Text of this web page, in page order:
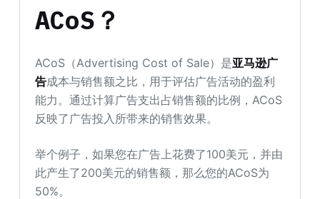
ACoS？
ACoS（Advertising Cost of Sale）是亚马逊广
告成本与销售额之比，用于评估广告活动的盈利
能力。通过计算广告支出占销售额的比例，ACoS
反映了广告投入所带来的销售效果。
举个例子，如果您在广告上花费了100美元，并由
此产生了200美元的销售额，那么您的ACoS为
50%。